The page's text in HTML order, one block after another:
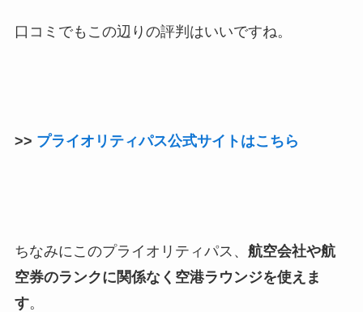
口コミでもこの辺りの評判はいいですね。
>> プライオリティパス公式サイトはこちら
ちなみにこのプライオリティパス、 航空会社や航
空券のランクに関係なく空港ラウンジを使えま
す。